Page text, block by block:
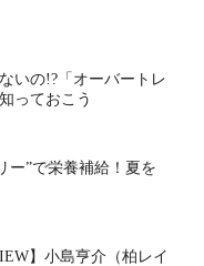
いの!?「オーバートレ
っておこう
ー”で栄養補給！夏を
】小島亨介（柏レイ